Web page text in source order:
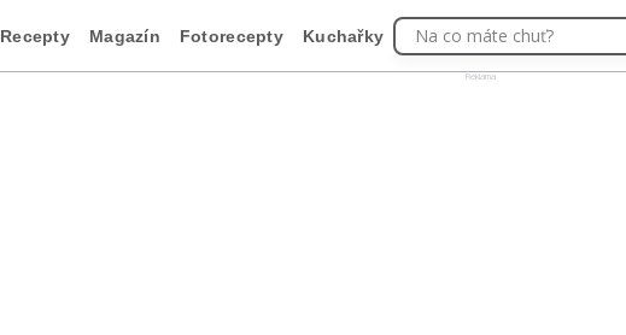
Reklama
Recepty Magazín Fotorecepty Kuchařky Na co máte chuť?